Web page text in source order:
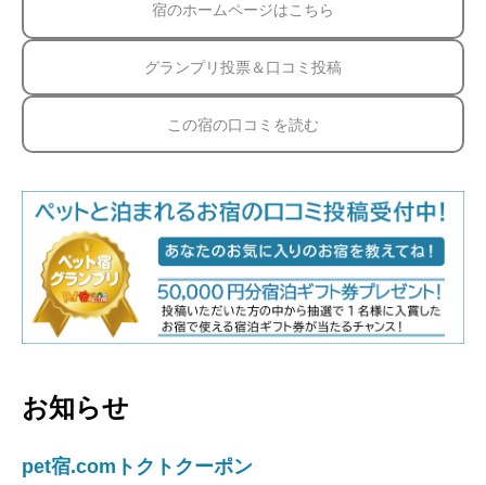
宿のホームページはこちら
グランプリ投票＆口コミ投稿
この宿の口コミを読む
お知らせ
pet宿.comトクトクーポン